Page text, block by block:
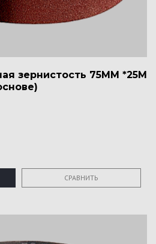
зернистость 75ММ *25М
СРАВНИТЬ